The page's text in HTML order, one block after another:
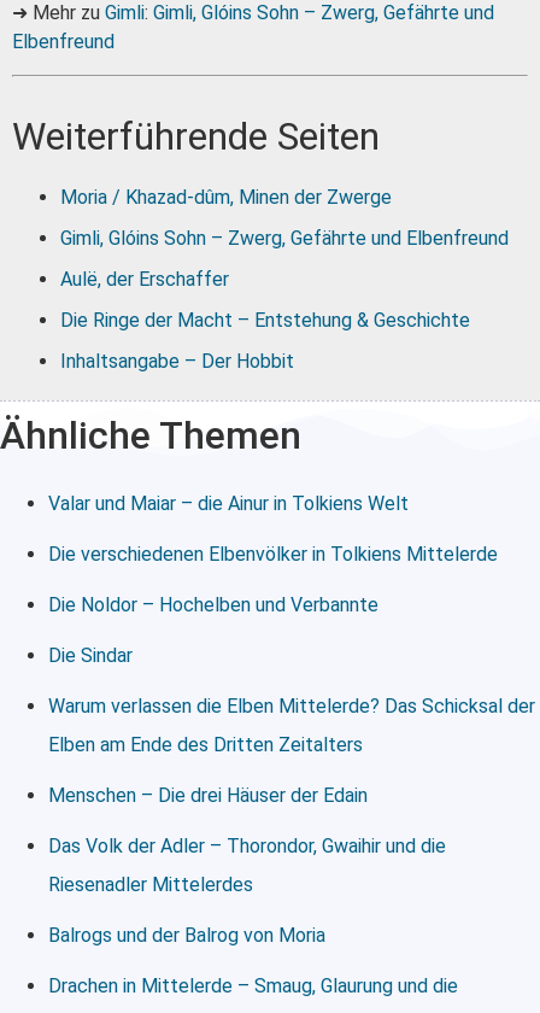
➜ Mehr zu Gimli: Gimli, Glóins Sohn – Zwerg, Gefährte und
Elbenfreund
Weiterführende Seiten
Moria / Khazad-dûm, Minen der Zwerge
Gimli, Glóins Sohn – Zwerg, Gefährte und Elbenfreund
Aulë, der Erschaffer
Die Ringe der Macht – Entstehung & Geschichte
Inhaltsangabe – Der Hobbit
Ähnliche Themen
Valar und Maiar – die Ainur in Tolkiens Welt
Die verschiedenen Elbenvölker in Tolkiens Mittelerde
Die Noldor – Hochelben und Verbannte
Die Sindar
Warum verlassen die Elben Mittelerde? Das Schicksal der
Elben am Ende des Dritten Zeitalters
Menschen – Die drei Häuser der Edain
Das Volk der Adler – Thorondor, Gwaihir und die
Riesenadler Mittelerdes
Balrogs und der Balrog von Moria
Drachen in Mittelerde – Smaug, Glaurung und die